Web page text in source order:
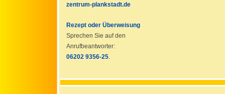
zentrum-plankstadt.de
Rezept oder Überweisung
Sprechen Sie auf den
Anrufbeantworter:
06202 9356-25.